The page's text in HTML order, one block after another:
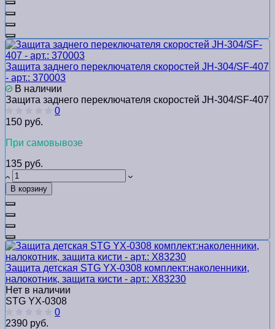
Защита заднего переключателя скоростей JH-304/SF-407
- арт.: 370003
В наличии
Защита заднего переключателя скоростей JH-304/SF-407
0
150 руб.
При самовывозе
135 руб.
В корзину
Защита детская STG YX-0308 комплект:наколенники,
налокотник, защита кисти - арт.: Х83230
Нет в наличии
STG YX-0308
0
2390 руб.